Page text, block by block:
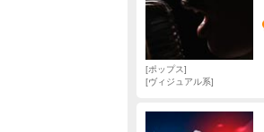
ポップス
ヴィジュアル系